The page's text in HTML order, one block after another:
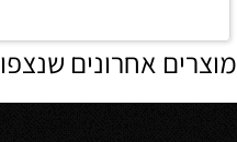
מוצרים אחרונים שנצפו